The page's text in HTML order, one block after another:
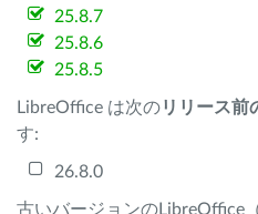
25.8.7
25.8.6
25.8.5
LibreOffice は次のリリース前
す:
26.8.0
古いバージョンのLibreOffice